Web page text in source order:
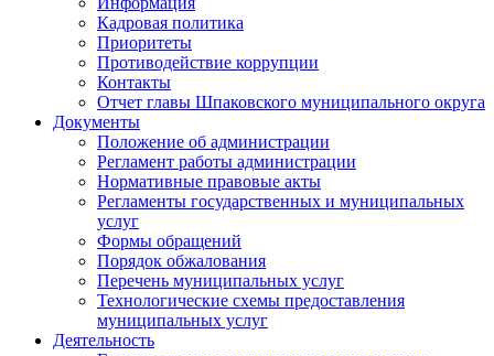
Кадровая политика
Приоритеты
Противодействие коррупции
Контакты
Отчет главы Шпаковского муниципального округа
Документы
Положение об администрации
Регламент работы администрации
Нормативные правовые акты
Регламенты государственных и муниципальных
услуг
Формы обращений
Порядок обжалования
Перечень муниципальных услуг
Технологические схемы предоставления
муниципальных услуг
Деятельность